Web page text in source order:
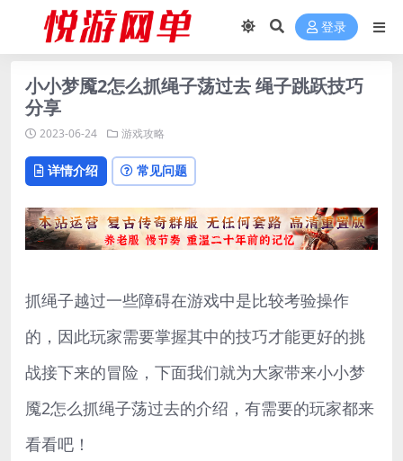
登录
小小梦魇2怎么抓绳子荡过去 绳子跳跃技巧
分享
2023-06-24 游戏攻略
详情介绍 常见问题
抓绳子越过一些障碍在游戏中是比较考验操作
的，因此玩家需要掌握其中的技巧才能更好的挑
战接下来的冒险，下面我们就为大家带来小小梦
魇2怎么抓绳子荡过去的介绍，有需要的玩家都来
看看吧！